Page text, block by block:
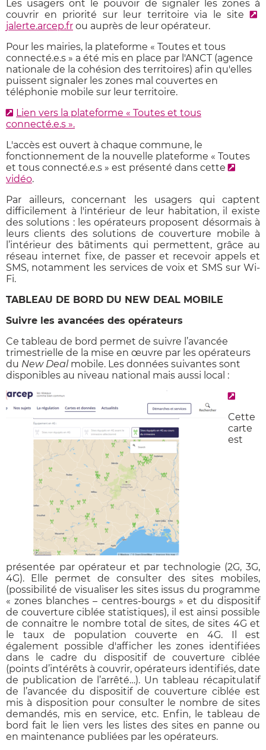
Les usagers ont le pouvoir de signaler les zones à
couvrir en priorité sur leur territoire via le site
jalerte.arcep.fr ou auprès de leur opérateur.
Pour les mairies, la plateforme « Toutes et tous
connecté.e.s » a été mis en place par l'ANCT (agence
nationale de la cohésion des territoires) afin qu'elles
puissent signaler les zones mal couvertes en
téléphonie mobile sur leur territoire.
Lien vers la plateforme « Toutes et tous
connecté.e.s ».
L'accès est ouvert à chaque commune, le
fonctionnement de la nouvelle plateforme « Toutes
et tous connecté.e.s » est présenté dans cette
vidéo.
Par ailleurs, concernant les usagers qui captent
difficilement à l'intérieur de leur habitation, il existe
des solutions : les opérateurs proposent désormais à
leurs clients des solutions de couverture mobile à
l’intérieur des bâtiments qui permettent, grâce au
réseau internet fixe, de passer et recevoir appels et
SMS, notamment les services de voix et SMS sur Wi-
Fi.
TABLEAU DE BORD DU NEW DEAL MOBILE
Suivre les avancées des opérateurs
Ce tableau de bord permet de suivre l’avancée
trimestrielle de la mise en œuvre par les opérateurs
du New Deal mobile. Les données suivantes sont
disponibles au niveau national mais aussi local :
Cette
carte
est
présentée par opérateur et par technologie (2G, 3G,
4G). Elle permet de consulter des sites mobiles,
(possibilité de visualiser les sites issus du programme
« zones blanches – centres-bourgs » et du dispositif
de couverture ciblée statistiques), il est ainsi possible
de connaitre le nombre total de sites, de sites 4G et
le taux de population couverte en 4G. Il est
également possible d'afficher les zones identifiées
dans le cadre du dispositif de couverture ciblée
(points d’intérêts à couvrir, opérateurs identifiés, date
de publication de l’arrêté…). Un tableau récapitulatif
de l’avancée du dispositif de couverture ciblée est
mis à disposition pour consulter le nombre de sites
demandés, mis en service, etc. Enfin, le tableau de
bord fait le lien vers les listes des sites en panne ou
en maintenance publiées par les opérateurs.